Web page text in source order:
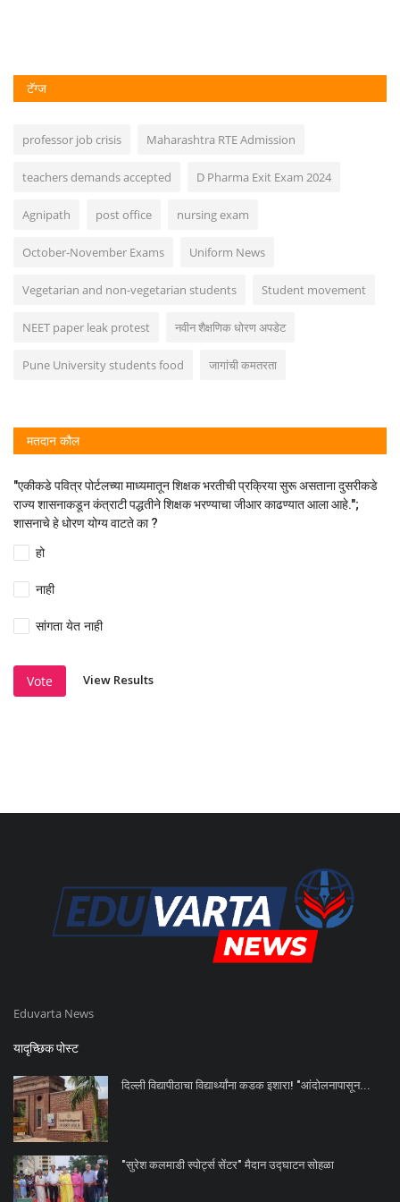
टॅग्ज
professor job crisis Maharashtra RTE Admission
teachers demands accepted D Pharma Exit Exam 2024
Agnipath post office nursing exam
October-November Exams Uniform News
Vegetarian and non-vegetarian students Student movement
NEET paper leak protest नवीन शैक्षणिक धोरण अपडेट
Pune University students food जागांची कमतरता
मतदान कौल
"एकीकडे पवित्र पोर्टलच्या माध्यमातून शिक्षक भरतीची प्रक्रिया सुरू असताना दुसरीकडे
राज्य शासनाकडून कंत्राटी पद्धतीने शिक्षक भरण्याचा जीआर काढण्यात आला आहे.";
शासनाचे हे धोरण योग्य वाटते का ?
हो
नाही
सांगता येत नाही
Vote View Results
Eduvarta News
यादृच्छिक पोस्ट
दिल्ली विद्यापीठाचा विद्यार्थ्यांना कडक इशारा! "आंदोलनापासून...
"सुरेश कलमाडी स्पोर्ट्स सेंटर" मैदान उद्घाटन सोहळा